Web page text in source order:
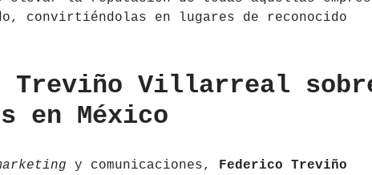
convirtiéndolas en lugares de reconocido
Treviño Villarreal
en México
y comunicaciones, Federico Treviño